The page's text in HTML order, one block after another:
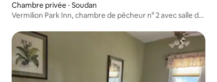
Chambre privée ⋅ Soudan
Vermilion Park Inn, chambre de pêcheur n° 2 avec salle de